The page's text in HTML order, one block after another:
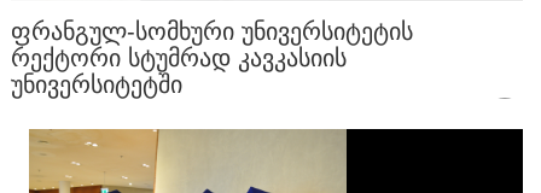
ᲤᲠᲐᲜᲒᲣᲚ-ᲡᲝᲛᲮᲣᲠᲘ ᲣᲜᲘᲕᲔᲠᲡᲘᲢᲔᲢᲘᲡ
ᲠᲔᲥᲢᲝᲠᲘ ᲡᲢᲣᲛᲠᲐᲓ ᲙᲐᲕᲙᲐᲡᲘᲘᲡ
ᲣᲜᲘᲕᲔᲠᲡᲘᲢᲔᲢᲨᲘ